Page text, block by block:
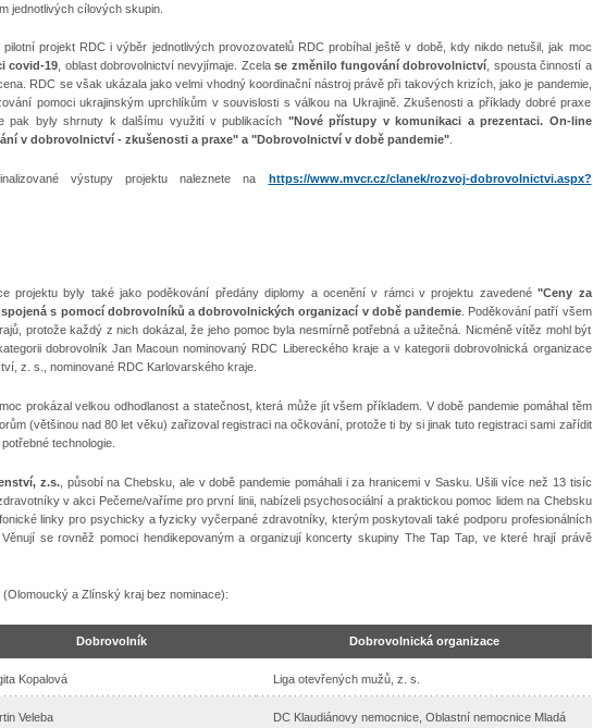
jednotlivých cílových skupin.
projekt RDC i výběr jednotlivých provozovatelů RDC probíhal ještě v době, kdy nikdo netušil, jak moc
covid-19 , oblast dobrovolnictví nevyjímaje. Zcelase změnilo fungování dobrovolnictví , spousta činností a
RDC se však ukázala jako velmi vhodný koordinační nástroj právě při takových krizích, jako je pandemie,
pomoci ukrajinským uprchlíkům v souvislosti s válkou na Ukrajině. Zkušenosti a příklady dobré praxe
pak byly shrnuty k dalšímu využití v publikacích "Nové přístupy v komunikaci a prezentaci. On-line
v dobrovolnictví - zkušenosti a praxe" a "Dobrovolnictví v době pandemie".
výstupy projektu naleznete na https://www.mvcr.cz/clanek/rozvoj-dobrovolnictvi.aspx?
projektu byly také jako poděkování předány diplomy a ocenění v rámci v projektu zavedené"Ceny za
spojená s pomocí dobrovolníků a dobrovolnických organizací v době pandemie. Poděkování patří všem
protože každý z nich dokázal, že jeho pomoc byla nesmírně potřebná a užitečná. Nicméně vítěz mohl být
dobrovolník Jan Macoun nominovaný RDC Libereckého kraje a v kategorii dobrovolnická organizace
z. s., nominované RDC Karlovarského kraje.
prokázal velkou odhodlanost a statečnost, která může jít všem příkladem. V době pandemie pomáhal těm
(většinou nad 80 let věku) zařizoval registraci na očkování, protože ti by si jinak tuto registraci sami zařídit
technologie.
z.s., působí na Chebsku, ale v době pandemie pomáhali i za hranicemi v Sasku. Ušili více než 13 tisíc
v akci Pečeme/vaříme pro první linii, nabízeli psychosociální a praktickou pomoc lidem na Chebsku
linky pro psychicky a fyzicky vyčerpané zdravotníky, kterým poskytovali také podporu profesionálních
se rovněž pomoci hendikepovaným a organizují koncerty skupiny The Tap Tap, ve které hrají právě
a Zlínský kraj bez nominace):
Dobrovolník Dobrovolnická organizace
Kopalová Liga otevřených mužů, z. s.
Veleba
DC Klaudiánovy nemocnice, Oblastní nemocnice Mladá